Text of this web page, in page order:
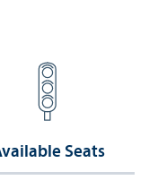
Seats